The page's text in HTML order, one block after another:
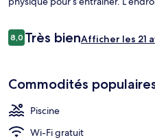
Avis
8,08,0 sur 10 –
Très bienAfficher les 21
Commodités
Piscine
Wi-Fi gratuit